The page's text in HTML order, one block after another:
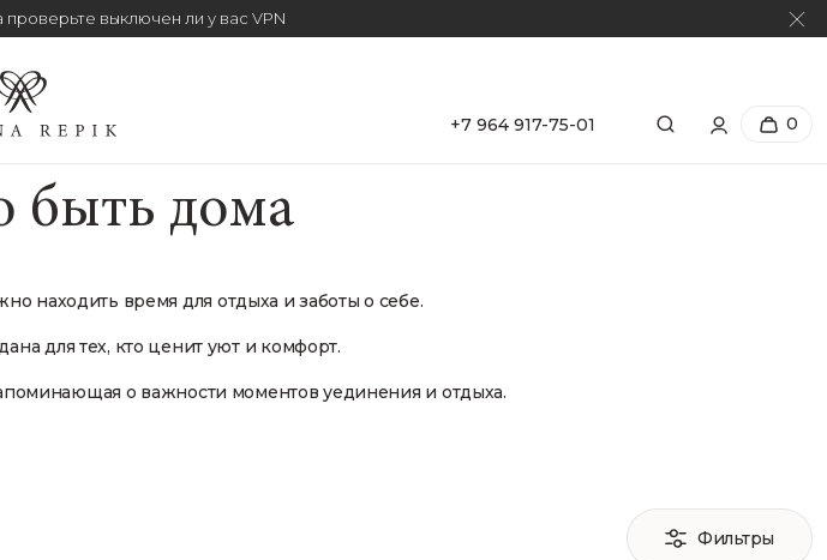
выключен ли у вас VPN
+7 964 917-75-01 0
быть дома
находить время для отдыха и заботы о себе.
для тех, кто ценит уют и комфорт.
о важности моментов уединения и отдыха.
Фильтры